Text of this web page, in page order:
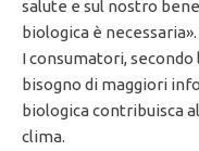
salute e sul nostro
biologica è necessaria».
I consumatori,
bisogno di maggiori
biologica contribuisca
clima.